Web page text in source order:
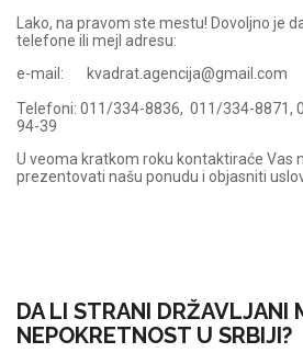
Lako, na pravom ste mestu! Dovoljno je
telefone ili mejl adresu:
e-mail: kvadrat.agencija@gmail.com
Telefoni: 011/334-8836, 011/334-8871,
94-39
U veoma kratkom roku kontaktiraće Vas
prezentovati našu ponudu i objasniti
DA LI STRANI DRŽAVLJANI
NEPOKRETNOST U SRBIJI?